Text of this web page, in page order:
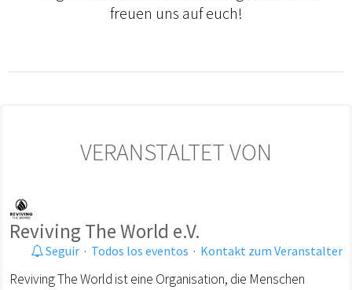
freuen uns auf euch!
VERANSTALTET VON
Reviving The World e.V.
Seguir · Todos los eventos · Kontakt zum Veranstalter
Reviving The World ist eine Organisation, die Menschen